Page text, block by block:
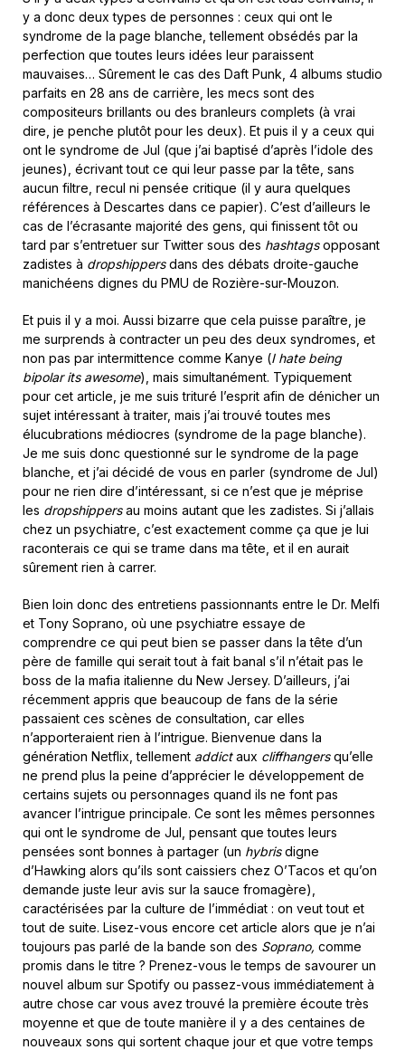
y a donc deux types de personnes : ceux qui ont le
syndrome de la page blanche, tellement obsédés par la
perfection que toutes leurs idées leur paraissent
mauvaises… Sûrement le cas des Daft Punk, 4 albums studio
parfaits en 28 ans de carrière, les mecs sont des
compositeurs brillants ou des branleurs complets (à vrai
dire, je penche plutôt pour les deux). Et puis il y a ceux qui
ont le syndrome de Jul (que j’ai baptisé d’après l’idole des
jeunes), écrivant tout ce qui leur passe par la tête, sans
aucun filtre, recul ni pensée critique (il y aura quelques
références à Descartes dans ce papier). C’est d’ailleurs le
cas de l’écrasante majorité des gens, qui finissent tôt ou
tard par s’entretuer sur Twitter sous des hashtagsopposant
zadistes à dropshippersdans des débats droite-gauche
manichéens dignes du PMU de Rozière-sur-Mouzon.
Et puis il y a moi. Aussi bizarre que cela puisse paraître, je
me surprends à contracter un peu des deux syndromes, et
non pas par intermittence comme Kanye (I hate being
bipolar its awesome), mais simultanément. Typiquement
pour cet article, je me suis trituré l’esprit afin de dénicher un
sujet intéressant à traiter, mais j’ai trouvé toutes mes
élucubrations médiocres (syndrome de la page blanche).
Je me suis donc questionné sur le syndrome de la page
blanche, et j’ai décidé de vous en parler (syndrome de Jul)
pour ne rien dire d’intéressant, si ce n’est que je méprise
les dropshippersau moins autant que les zadistes. Si j’allais
chez un psychiatre, c’est exactement comme ça que je lui
raconterais ce qui se trame dans ma tête, et il en aurait
sûrement rien à carrer.
Bien loin donc des entretiens passionnants entre le Dr. Melfi
et Tony Soprano, où une psychiatre essaye de
comprendre ce qui peut bien se passer dans la tête d’un
père de famille qui serait tout à fait banal s’il n’était pas le
boss de la mafia italienne du New Jersey. D’ailleurs, j’ai
récemment appris que beaucoup de fans de la série
passaient ces scènes de consultation, car elles
n’apporteraient rien à l’intrigue. Bienvenue dans la
génération Netflix, tellement addictaux cliffhangersqu’elle
ne prend plus la peine d’apprécier le développement de
certains sujets ou personnages quand ils ne font pas
avancer l’intrigue principale. Ce sont les mêmes personnes
qui ont le syndrome de Jul, pensant que toutes leurs
pensées sont bonnes à partager (un hybrisdigne
d’Hawking alors qu’ils sont caissiers chez O’Tacos et qu’on
demande juste leur avis sur la sauce fromagère),
caractérisées par la culture de l’immédiat : on veut tout et
tout de suite. Lisez-vous encore cet article alors que je n’ai
toujours pas parlé de la bande son des Soprano, comme
promis dans le titre ? Prenez-vous le temps de savourer un
nouvel album sur Spotify ou passez-vous immédiatement à
autre chose car vous avez trouvé la première écoute très
moyenne et que de toute manière il y a des centaines de
nouveaux sons qui sortent chaque jour et que votre temps